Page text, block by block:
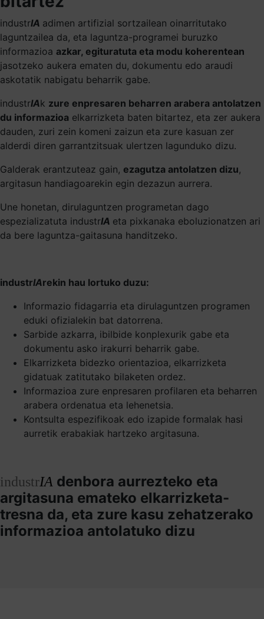
industrIA adimen artifizial sortzailean oinarritutako
laguntzailea da, eta laguntza-programei buruzko
informazioa azkar, egituratuta eta modu koherentean
jasotzeko aukera ematen du, dokumentu edo araudi
askotatik nabigatu beharrik gabe.
industrIAk zure enpresaren beharren arabera antolatzen
du informazioa elkarrizketa baten bitartez, eta zer aukera
dauden, zuri zein komeni zaizun eta zure kasuan zer
alderdi diren garrantzitsuak ulertzen lagunduko dizu.
Galderak erantzuteaz gain, ezagutza antolatzen dizu,
argitasun handiagoarekin egin dezazun aurrera.
Une honetan, dirulaguntzen programetan dago
espezializatuta industrIA eta pixkanaka eboluzionatzen ari
da bere laguntza-gaitasuna handitzeko.
industrIArekin hau lortuko duzu:
Informazio fidagarria eta dirulaguntzen programen
eduki ofizialekin bat datorrena.
Sarbide azkarra, ibilbide konplexurik gabe eta
dokumentu asko irakurri beharrik gabe.
Elkarrizketa bidezko orientazioa, elkarrizketa
gidatuak zatitutako bilaketen ordez.
Informazioa zure enpresaren profilaren eta beharren
arabera ordenatua eta lehenetsia.
Kontsulta espezifikoak edo izapide formalak hasi
aurretik erabakiak hartzeko argitasuna.
industrIA denbora aurrezteko eta
argitasuna emateko elkarrizketa-
tresna da, eta zure kasu zehatzerako
informazioa antolatuko dizu